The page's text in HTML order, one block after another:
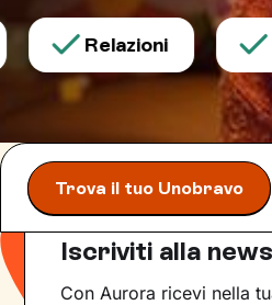
Relazioni
Trova il tuo Unobravo
Iscriviti alla
Con Aurora ricevi nella